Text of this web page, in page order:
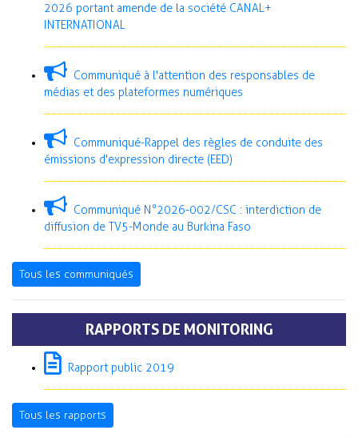
2026 portant amende de la société CANAL+
INTERNATIONAL
Communiqué à l'attention des responsables de
médias et des plateformes numériques
Communiqué-Rappel des règles de conduite des
émissions d'expression directe (EED)
Communiqué N°2026-002/CSC : interdiction de
diffusion de TV5-Monde au Burkina Faso
Tous les communiqués
RAPPORTS DE MONITORING
Rapport public 2019
Tous les rapports